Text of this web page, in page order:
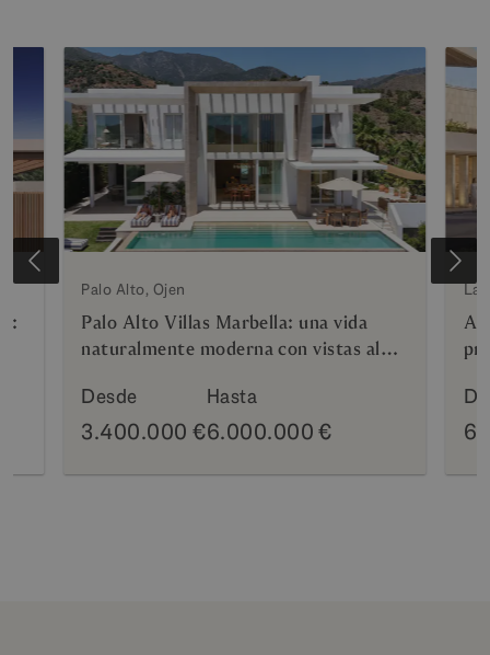
Palo Alto, Ojen
Palo Alto Villas Marbella: una vida
naturalmente moderna con vistas al
Desde
3.400.000 €
Hasta
6.000.000 €
La